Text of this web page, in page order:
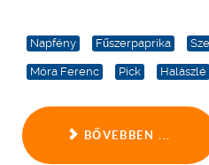
Napfény Fűszerpaprika
Móra Ferenc Pick Halászlé
BŐVEBBEN ...